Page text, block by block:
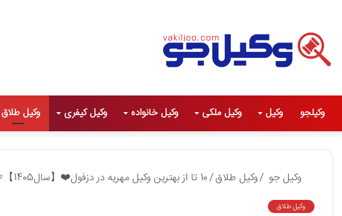
وکیلجو وکیل وکیل ملکی وکیل خانواده وکیل کیفری وکیل طلاق
وکیل جو /وکیل طلاق/10 تا از بهترین وکیل مهریه در دزفول❤️【سال1405】⭐
وکیل طلاق